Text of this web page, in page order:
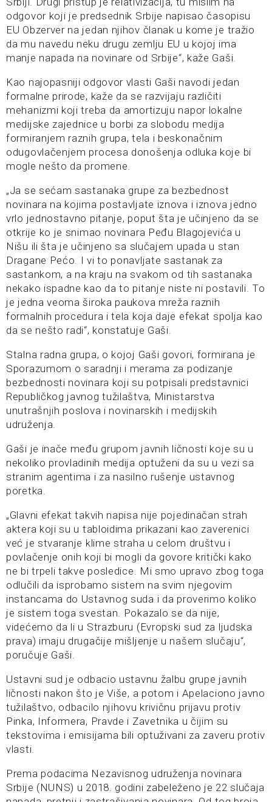
odgovor koji je predsednik Srbije napisao časopisu
EU Obzerver na jedan njihov članak u kome je tražio
da mu navedu neku drugu zemlju EU u kojoj ima
manje napada na novinare od Srbije“, kaže Gaši.
Kao najopasniji odgovor vlasti Gaši navodi jedan
formalne prirode, kaže da se razvijaju različiti
mehanizmi koji treba da amortizuju napor lokalne
medijske zajednice u borbi za slobodu medija
formiranjem raznih grupa, tela i beskonačnim
odugovlačenjem procesa donošenja odluka koje bi
mogle nešto da promene.
„Ja se sećam sastanaka grupe za bezbednost
novinara na kojima postavljate iznova i iznova jedno
vrlo jednostavno pitanje, poput šta je učinjeno da se
otkrije ko je snimao novinara Peđu Blagojevića u
Nišu ili šta je učinjeno sa slučajem upada u stan
Dragane Pećo. I vi to ponavljate sastanak za
sastankom, a na kraju na svakom od tih sastanaka
nekako ispadne kao da to pitanje niste ni postavili. To
je jedna veoma široka paukova mreža raznih
formalnih procedura i tela koja daje efekat spolja kao
da se nešto radi“, konstatuje Gaši.
Stalna radna grupa, o kojoj Gaši govori, formirana je
Sporazumom o saradnji i merama za podizanje
bezbednosti novinara koji su potpisali predstavnici
Republičkog javnog tužilaštva, Ministarstva
unutrašnjih poslova i novinarskih i medijskih
udruženja.
Gaši je inače među grupom javnih ličnosti koje su u
nekoliko provladinih medija optuženi da su u vezi sa
stranim agentima i za nasilno rušenje ustavnog
poretka.
„Glavni efekat takvih napisa nije pojedinačan strah
aktera koji su u tabloidima prikazani kao zaverenici
već je stvaranje klime straha u celom društvu i
povlačenje onih koji bi mogli da govore kritički kako
ne bi trpeli takve posledice. Mi smo upravo zbog toga
odlučili da isprobamo sistem na svim njegovim
instancama do Ustavnog suda i da proverimo koliko
je sistem toga svestan. Pokazalo se da nije,
videćemo da li u Strazburu (Evropski sud za ljudska
prava) imaju drugačije mišljenje u našem slučaju“,
poručuje Gaši.
Ustavni sud je odbacio ustavnu žalbu grupe javnih
ličnosti nakon što je Više, a potom i Apelaciono javno
tužilaštvo, odbacilo njihovu krivičnu prijavu protiv
Pinka, Informera, Pravde i Zavetnika u čijim su
tekstovima i emisijama bili optuživani za zaveru protiv
vlasti.
Prema podacima Nezavisnog udruženja novinara
Srbije (NUNS) u 2018. godini zabeleženo je 22 slučaja